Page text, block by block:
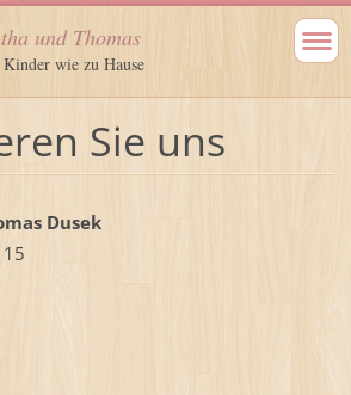
und Thomas
wie zu Hause
Sie uns
Dusek